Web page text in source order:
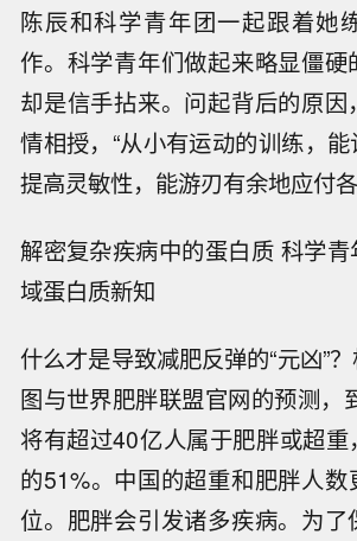
陈辰和科学青年团一起跟着她
作。科学青年们做起来略显僵
却是信手拈来。问起背后的原
情相授，“从小有运动的训练，能
提高灵敏性，能游刃有余地应付
解密复杂疾病中的蛋白质 科学
域蛋白质新知
什么才是导致减肥反弹的“元凶”
图与世界肥胖联盟官网的预测，
将有超过40亿人属于肥胖或超重
的51%。中国的超重和肥胖人
位。肥胖会引发诸多疾病。为了